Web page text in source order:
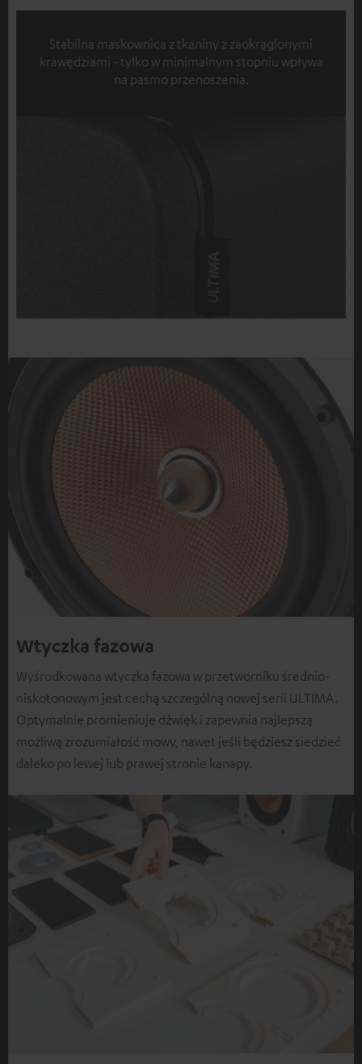
Stabilna maskownica z tkaniny z zaokrąglonymi
krawędziami - tylko w minimalnym stopniu wpływa
na pasmo przenoszenia.
Wtyczka fazowa
Wyśrodkowana wtyczka fazowa w przetworniku średnio-
niskotonowym jest cechą szczególną nowej serii ULTIMA.
Optymalnie promieniuje dźwięk i zapewnia najlepszą
możliwą zrozumiałość mowy, nawet jeśli będziesz siedzieć
daleko po lewej lub prawej stronie kanapy.